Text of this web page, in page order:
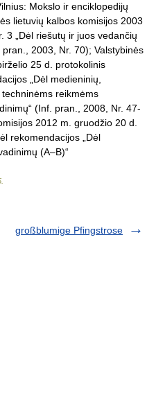
Mokslo ir enciklopedijų
lietuvių kalbos komisijos 2003
3 „Dėl riešutų ir juos vedančių
2003, Nr. 70); Valstybinės
25 d. protokolinis
„Dėl medieninių,
reikmėms
(Inf. pran., 2008, Nr. 47-
2012 m. gruodžio 20 d.
rekomendacijos „Dėl
(A–B)“
großblumige Pfingstrose